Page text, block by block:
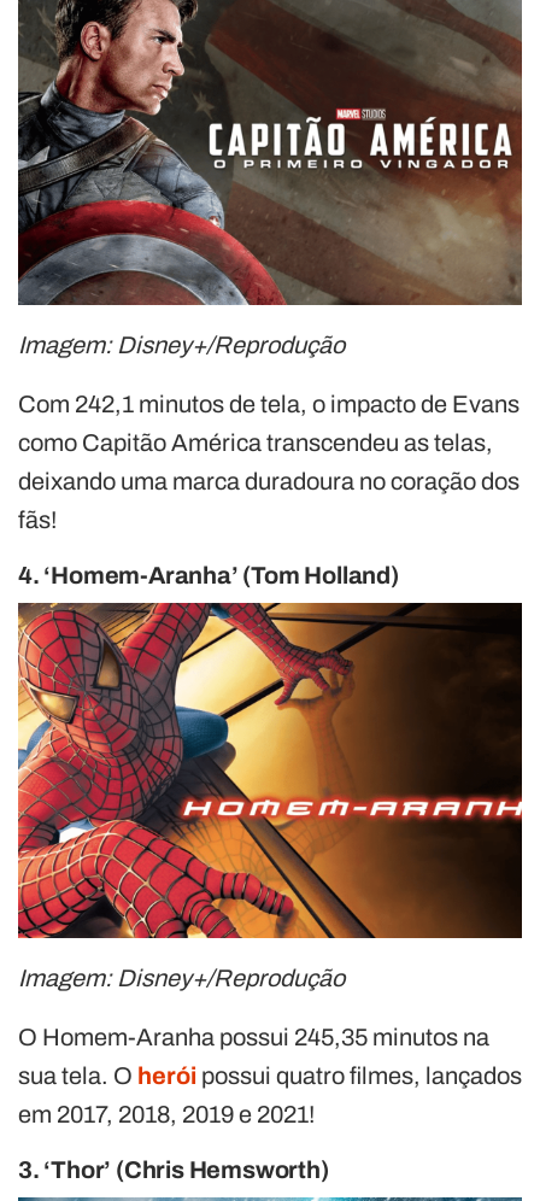
Imagem: Disney+/Reprodução
Com 242,1 minutos de tela, o impacto de Evans
como Capitão América transcendeu as telas,
deixando uma marca duradoura no coração dos
fãs!
4. ‘Homem-Aranha’ (Tom Holland)
Imagem: Disney+/Reprodução
O Homem-Aranha possui 245,35 minutos na
sua tela. O herói possui quatro filmes, lançados
em 2017, 2018, 2019 e 2021!
3. ‘Thor’ (Chris Hemsworth)